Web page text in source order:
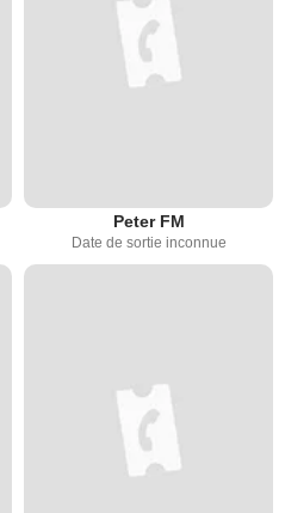
Peter FM
Date de sortie inconnue